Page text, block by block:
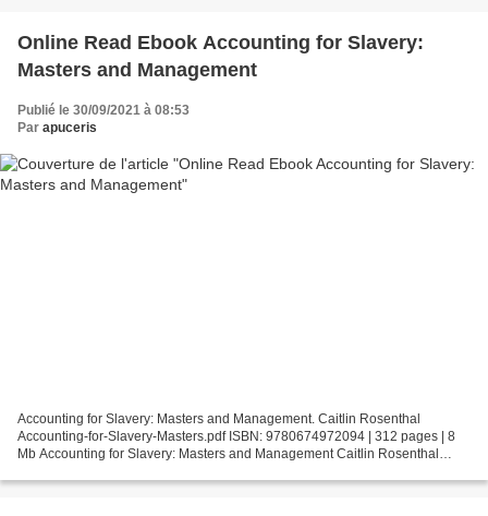
Online Read Ebook Accounting for Slavery:
Masters and Management
Publié le 30/09/2021 à 08:53
Par apuceris
Accounting for Slavery: Masters and Management. Caitlin Rosenthal
Accounting-for-Slavery-Masters.pdf ISBN: 9780674972094 | 312 pages | 8
Mb Accounting for Slavery: Masters and Management Caitlin Rosenthal